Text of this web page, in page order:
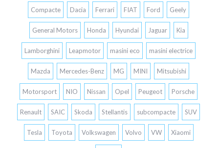
Compacte Dacia Ferrari FIAT Ford Geely
General Motors Honda Hyundai Jaguar Kia
Lamborghini Leapmotor masini eco masini electrice
Mazda Mercedes-Benz MG MINI Mitsubishi
Motorsport NIO Nissan Opel Peugeot Porsche
Renault SAIC Skoda Stellantis subcompacte SUV
Tesla Toyota Volkswagen Volvo VW Xiaomi